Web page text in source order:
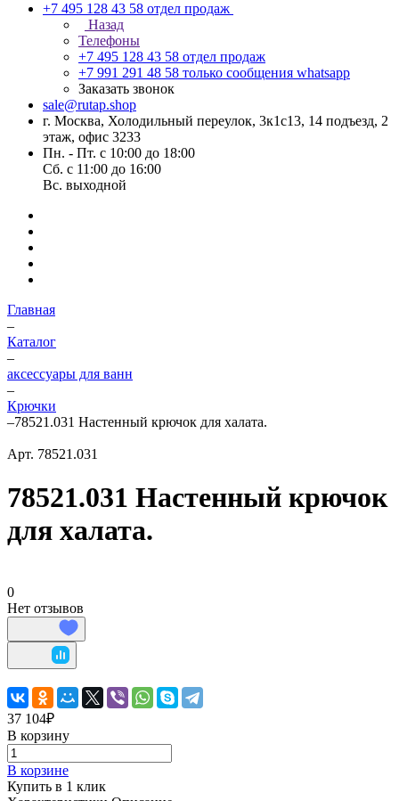
+7 495 128 43 58 отдел продаж
Назад
Телефоны
+7 495 128 43 58 отдел продаж
+7 991 291 48 58 только сообщения whatsapp
Заказать звонок
sale@rutap.shop
г. Москва, Холодильный переулок, 3к1с13, 14 подъезд, 2
этаж, офис 3233
Пн. - Пт. с 10:00 до 18:00
Сб. с 11:00 до 16:00
Вс. выходной
Главная
–
Каталог
–
аксессуары для ванн
–
Крючки
–78521.031 Настенный крючок для халата.
Арт. 78521.031
78521.031 Настенный крючок
для халата.
0
Нет отзывов
37 104₽
В корзину
В корзине
Купить в 1 клик